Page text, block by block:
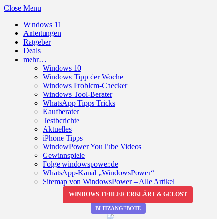
Close Menu
Windows 11
Anleitungen
Ratgeber
Deals
mehr…
Windows 10
Windows-Tipp der Woche
Windows Problem-Checker
Windows Tool-Berater
WhatsApp Tipps Tricks
Kaufberater
Testberichte
Aktuelles
iPhone Tipps
WindowPower YouTube Videos
Gewinnspiele
Folge windowspower.de
WhatsApp-Kanal „WindowsPower“
Sitemap von WindowsPower – Alle Artikel
WINDOWS-FEHLER ERKLÄRT & GELÖST
BLITZANGEBOTE